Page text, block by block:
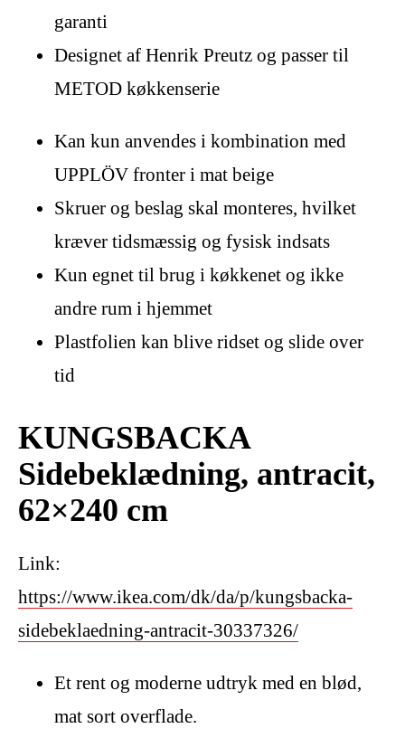
garanti
Designet af Henrik Preutz og passer til
METOD køkkenserie
Kan kun anvendes i kombination med
UPPLÖV fronter i mat beige
Skruer og beslag skal monteres, hvilket
kræver tidsmæssig og fysisk indsats
Kun egnet til brug i køkkenet og ikke
andre rum i hjemmet
Plastfolien kan blive ridset og slide over
tid
KUNGSBACKA
Sidebeklædning, antracit,
62×240 cm
Link:
https://www.ikea.com/dk/da/p/kungsbacka-
sidebeklaedning-antracit-30337326/
Et rent og moderne udtryk med en blød,
mat sort overflade.